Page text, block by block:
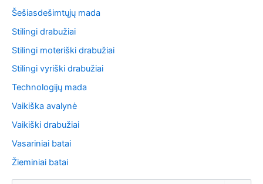
Šešiasdešimtųjų mada
Stilingi drabužiai
Stilingi moteriški drabužiai
Stilingi vyriški drabužiai
Technologijų mada
Vaikiška avalynė
Vaikiški drabužiai
Vasariniai batai
Žieminiai batai